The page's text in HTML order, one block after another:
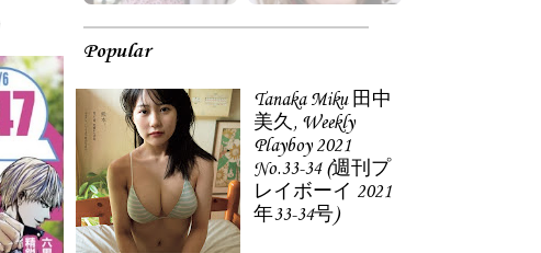
Popular
Tanaka Miku 田中
美久, Weekly
Playboy 2021
No.33-34 (週刊プ
レイボーイ 2021
年33-34号)